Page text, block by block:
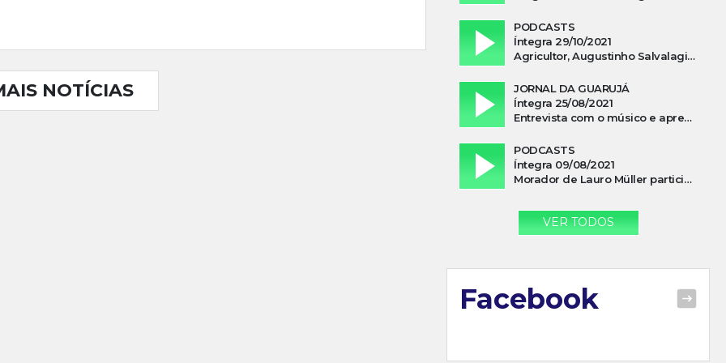
NOTÍCIAS
PODCASTS
Íntegra 29/10/2021
Agricultor, Augustinho Salvalagio, relata sobre aparição do Cavaleiro Negro no Rio das Furnas
JORNAL DA GUARUJÁ
Íntegra 25/08/2021
Entrevista com o músico e apresentador, Lismael Ferrareis, no Cidade e Campo
PODCASTS
Íntegra 09/08/2021
Morador de Lauro Müller participa de motociata em apoio a Bolsonaro
VER TODOS
Facebook